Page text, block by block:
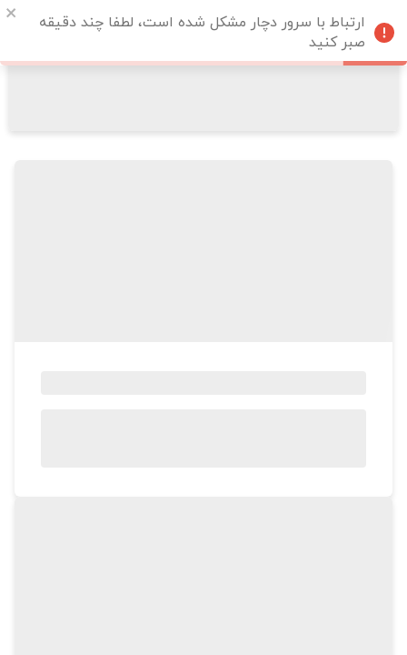
ارتباط با سرور دچار مشکل شده است، لطفا چند دقیقه
صبر کنید